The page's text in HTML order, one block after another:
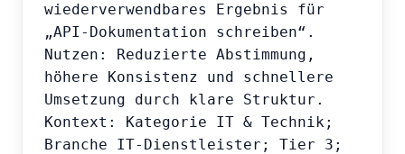
wiederverwendbares Ergebnis für
„API-Dokumentation schreiben“.
Nutzen: Reduzierte Abstimmung,
höhere Konsistenz und schnellere
Umsetzung durch klare Struktur.
Kontext: Kategorie IT & Technik;
Branche IT-Dienstleister; Tier 3;